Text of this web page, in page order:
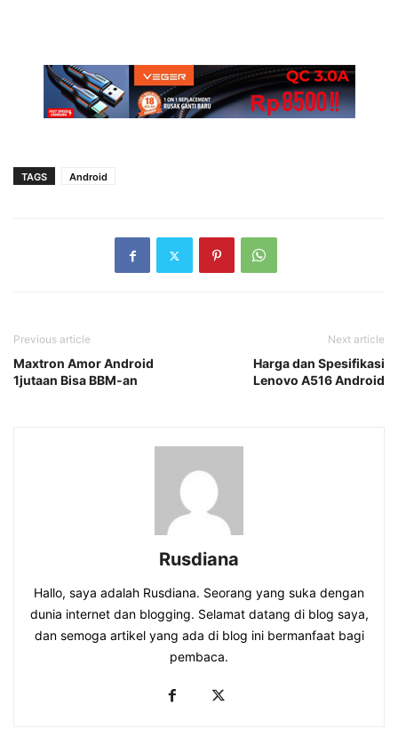
TAGS Android
Previous article
Maxtron Amor Android
1jutaan Bisa BBM-an
Next article
Harga dan Spesifikasi
Lenovo A516 Android
Rusdiana
Hallo, saya adalah Rusdiana. Seorang yang suka dengan
dunia internet dan blogging. Selamat datang di blog saya,
dan semoga artikel yang ada di blog ini bermanfaat bagi
pembaca.